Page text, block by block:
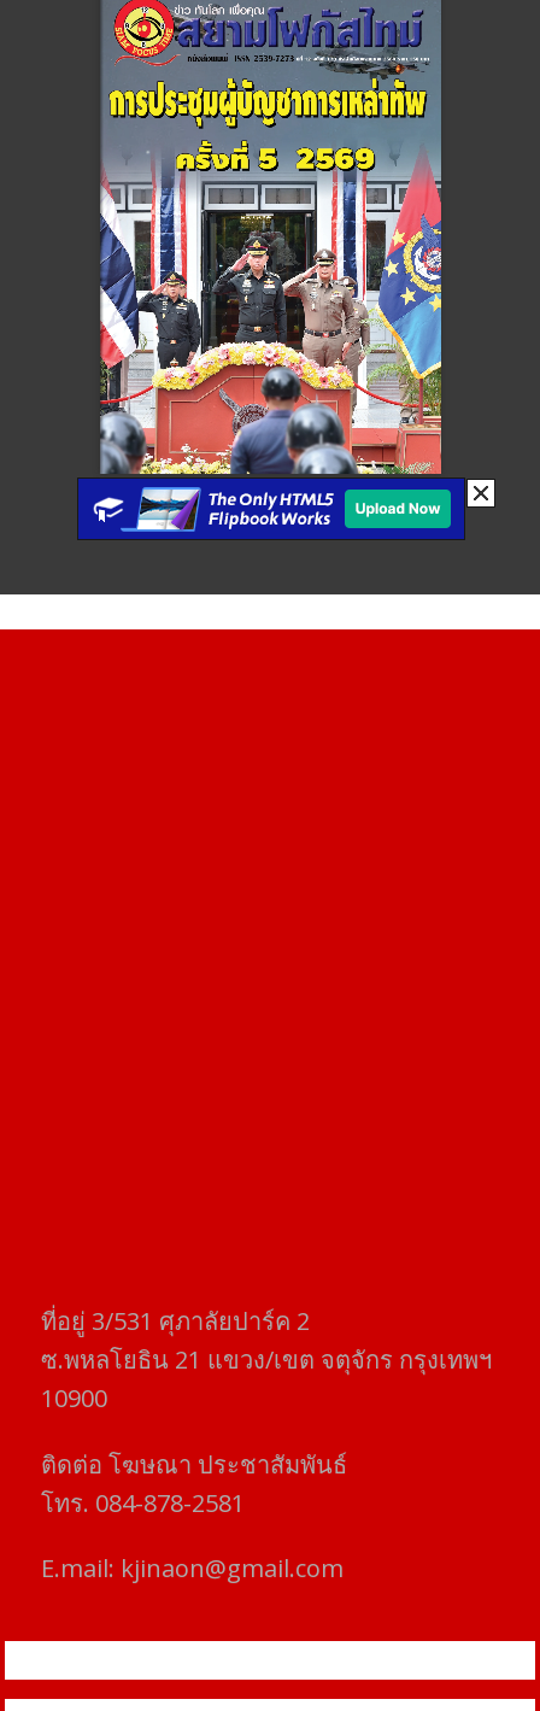
ที่อยู่​ 3/531​ ศุภาลัยปาร์ค​ 2
ซ.พหลโยธิน​ 21​ แขวง/เขต​ จตุจักร​ กรุงเทพฯ
10900
ติดต่อ​ โฆษณา​ ประชาสัมพันธ์
โทร​. 084-878-2581
E.mail: kjinaon@gmail.com